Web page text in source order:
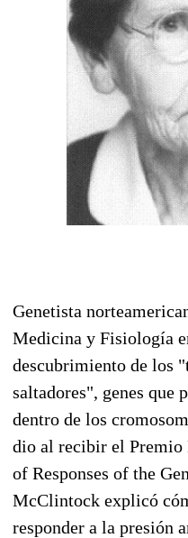
Genetista
Medicina y Fisiología
descubrimiento de los
saltadores", genes que
dentro de los
dio al recibir el
of Responses of the
McClintock explicó
responder a la presión